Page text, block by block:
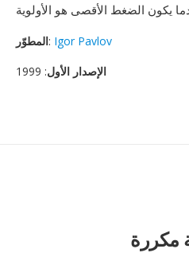
المطوّر: Igor Pavlov
الإصدار الأول: 1999
مكررة